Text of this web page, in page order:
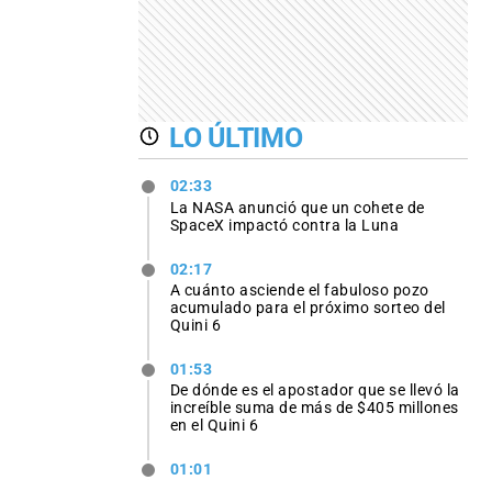
LO ÚLTIMO
02:33
La NASA anunció que un cohete de
SpaceX impactó contra la Luna
02:17
A cuánto asciende el fabuloso pozo
acumulado para el próximo sorteo del
Quini 6
01:53
De dónde es el apostador que se llevó la
increíble suma de más de $405 millones
en el Quini 6
01:01